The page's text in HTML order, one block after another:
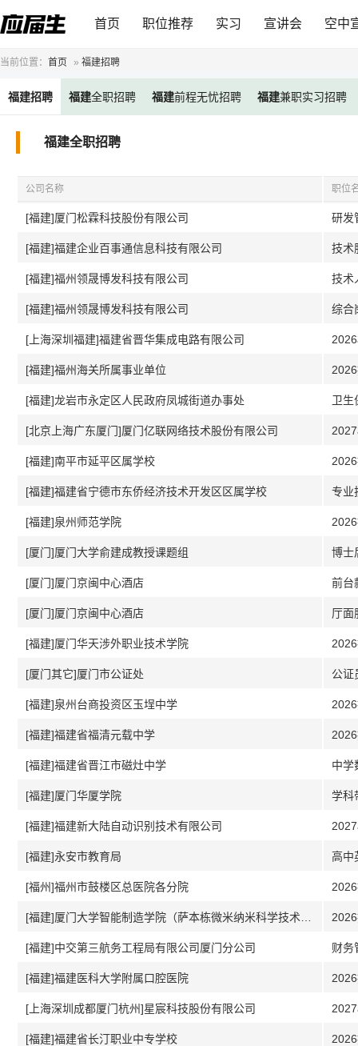
首页 职位推荐 实习 宣讲会 空中
当前位置： 首页 » 福建招聘
福建招聘 福建全职招聘 福建前程无忧招聘 福建兼职实习招聘
福建全职招聘
公司名称 职位
[福建]厦门松霖科技股份有限公司 研发
[福建]福建企业百事通信息科技有限公司 技术
[福建]福州领晟博发科技有限公司 技术
[福建]福州领晟博发科技有限公司 综合
[上海深圳福建]福建省晋华集成电路有限公司
[福建]福州海关所属事业单位
[福建]龙岩市永定区人民政府凤城街道办事处
[北京上海广东厦门]厦门亿联网络技术股份有限公司
[福建]南平市延平区属学校
[福建]福建省宁德市东侨经济技术开发区区属学校 专业
[福建]泉州师范学院
[厦门]厦门大学俞建成教授课题组 博士
[厦门]厦门京闽中心酒店 前台
[厦门]厦门京闽中心酒店 厅面
[福建]厦门华天涉外职业技术学院
[厦门其它]厦门市公证处 公证
[福建]泉州台商投资区玉埕中学
[福建]福建省福清元载中学
[福建]福建省晋江市磁灶中学 中学
[福建]厦门华厦学院 学科
[福建]福建新大陆自动识别技术有限公司
[福建]永安市教育局 高中
[福州]福州市鼓楼区总医院各分院
[福建]中交第三航务工程局有限公司厦门分公司 财务
[福建]福建医科大学附属口腔医院
[上海深圳成都厦门杭州]星宸科技股份有限公司
[福建]福建省长汀职业中专学校